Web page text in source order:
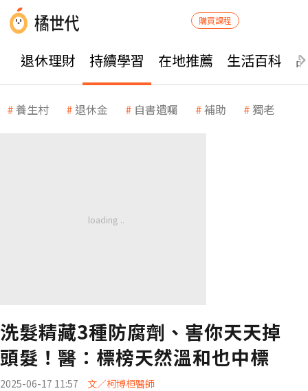
購買課程
退休理財 持續學習 在地推薦 生活百科
養生村 退休金 自書遺囑 補助 獨老
洗髮精藏3種防腐劑、害你天天掉
頭髮！醫：標榜天然溫和也中標
2025-06-17 11:57 文／柯博桓醫師